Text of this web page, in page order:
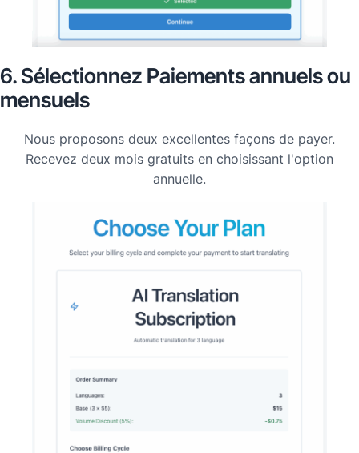
6. Sélectionnez Paiements annuels ou
mensuels
Nous proposons deux excellentes façons de payer.
Recevez deux mois gratuits en choisissant l'option
annuelle.